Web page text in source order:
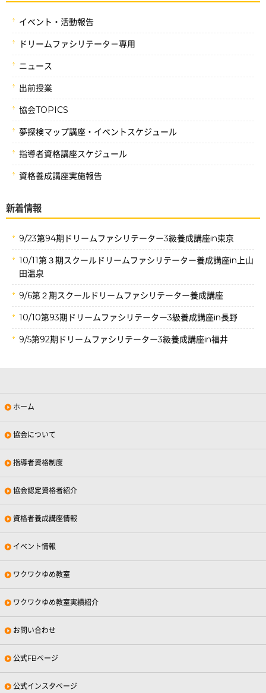
イベント・活動報告
ドリームファシリテータ－専用
ニュース
出前授業
協会TOPICS
夢探検マップ講座・イベントスケジュール
指導者資格講座スケジュール
資格養成講座実施報告
新着情報
9/23第94期ドリームファシリテーター3級養成講座in東京
10/11第３期スクールドリームファシリテーター養成講座in上山
田温泉
9/6第２期スクールドリームファシリテーター養成講座
10/10第93期ドリームファシリテーター3級養成講座in長野
9/5第92期ドリームファシリテーター3級養成講座in福井
ホーム
協会について
指導者資格制度
協会認定資格者紹介
資格者養成講座情報
イベント情報
ワクワクゆめ教室
ワクワクゆめ教室実績紹介
お問い合わせ
公式FBページ
公式インスタページ